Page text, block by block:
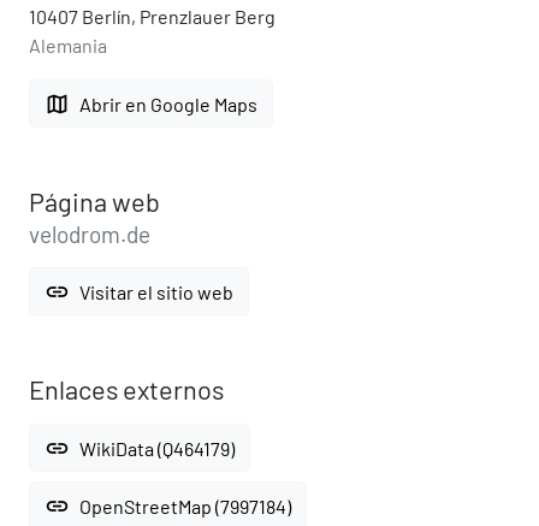
10407 Berlín, Prenzlauer Berg
Alemania
map Abrir en Google Maps
Página web
velodrom.de
link Visitar el sitio web
Enlaces externos
link WikiData (Q464179)
link OpenStreetMap (7997184)